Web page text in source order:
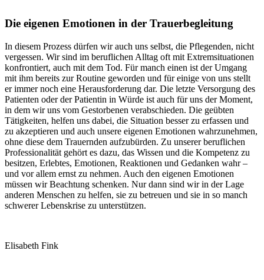
Die eigenen Emotionen in der Trauerbegleitung
In diesem Prozess dürfen wir auch uns selbst, die Pflegenden, nicht
vergessen. Wir sind im beruflichen Alltag oft mit Extremsituationen
konfrontiert, auch mit dem Tod. Für manch einen ist der Umgang
mit ihm bereits zur Routine geworden und für einige von uns stellt
er immer noch eine Herausforderung dar. Die letzte Versorgung des
Patienten oder der Patientin in Würde ist auch für uns der Moment,
in dem wir uns vom Gestorbenen verabschieden. Die geübten
Tätigkeiten, helfen uns dabei, die Situation besser zu erfassen und
zu akzeptieren und auch unsere eigenen Emotionen wahrzunehmen,
ohne diese dem Trauernden aufzubürden. Zu unserer beruflichen
Professionalität gehört es dazu, das Wissen und die Kompetenz zu
besitzen, Erlebtes, Emotionen, Reaktionen und Gedanken wahr –
und vor allem ernst zu nehmen. Auch den eigenen Emotionen
müssen wir Beachtung schenken. Nur dann sind wir in der Lage
anderen Menschen zu helfen, sie zu betreuen und sie in so manch
schwerer Lebenskrise zu unterstützen.
Elisabeth Fink